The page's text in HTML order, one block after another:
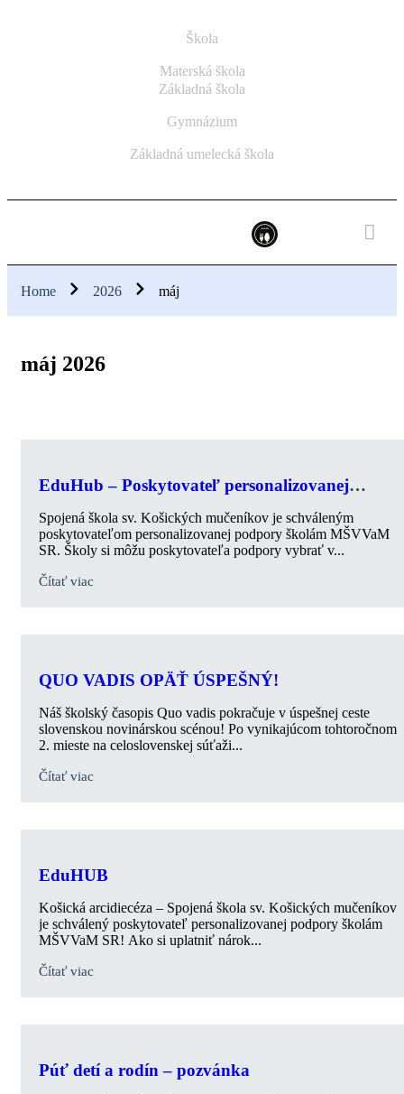
Škola
Materská škola
Základná škola
Gymnázium
Základná umelecká škola
Home 2026 máj
máj 2026
EduHub – Poskytovateľ personalizovanej
Spojená škola sv. Košických mučeníkov je schváleným
poskytovateľom personalizovanej podpory školám MŠVVaM
SR. Školy si môžu poskytovateľa podpory vybrať v...
Čítať viac
QUO VADIS OPÄŤ ÚSPEŠNÝ!
Náš školský časopis Quo vadis pokračuje v úspešnej ceste
slovenskou novinárskou scénou! Po vynikajúcom tohtoročnom
2. mieste na celoslovenskej súťaži...
Čítať viac
EduHUB
Košická arcidiecéza – Spojená škola sv. Košických mučeníkov
je schválený poskytovateľ personalizovanej podpory školám
MŠVVaM SR! Ako si uplatniť nárok...
Čítať viac
Púť detí a rodín – pozvánka